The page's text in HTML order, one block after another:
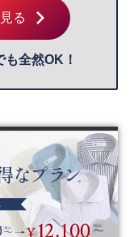
る
全然OK！